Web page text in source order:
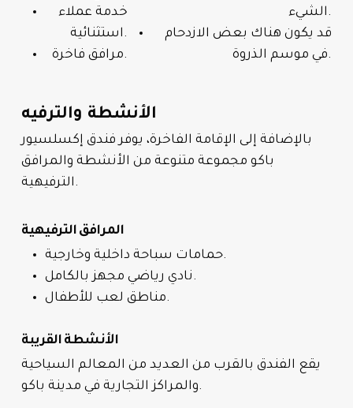
خدمة عملاء
استثنائية.
مرافق فاخرة.
الشيء.
قد يكون هناك بعض الازدحام
في موسم الذروة.
الأنشطة والترفيه
بالإضافة إلى الإقامة الفاخرة، يوفر فندق إكسلسيور
باكو مجموعة متنوعة من الأنشطة والمرافق
الترفيهية.
المرافق الترفيهية
حمامات سباحة داخلية وخارجية.
نادي رياضي مجهز بالكامل.
مناطق لعب للأطفال.
الأنشطة القريبة
يقع الفندق بالقرب من العديد من المعالم السياحية
والمراكز التجارية في مدينة باكو.